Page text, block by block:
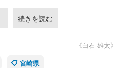
続きを読む
《白石 雄太》
宮崎県